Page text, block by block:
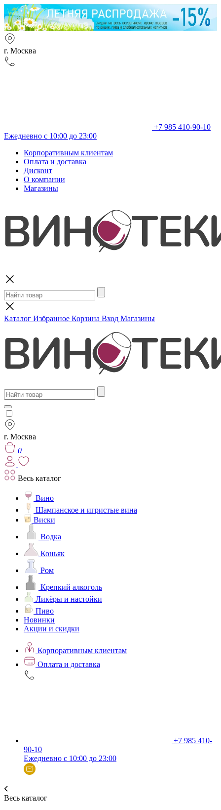
г. Москва
+7 985 410-90-10
Ежедневно с 10:00 до 23:00
Корпоративным клиентам
Оплата и доставка
Дисконт
О компании
Магазины
Каталог Избранное Корзина Вход Магазины
г. Москва
0
Весь каталог
Вино
Шампанское и игристые вина
Виски
Водка
Коньяк
Ром
Крепкий алкоголь
Ликёры и настойки
Пиво
Новинки
Акции и скидки
Корпоративным клиентам
Оплата и доставка
+7 985 410-
90-10
Ежедневно с 10:00 до 23:00
Весь каталог